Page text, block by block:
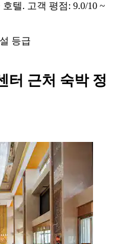
텔. 고객 평점: 9.0/10 ~
등급
터 근처 숙박 정